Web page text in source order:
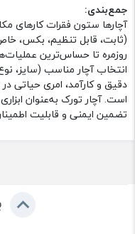
جمع‌بندی:
آچارها ستون فقرات کارهای
(ثابت، قابل تنظیم، بکس،
روزمره تا حساس‌ترین
انتخاب آچار مناسب (سایز،
دقیق و کارآمد، امری حیاتی
است. آچار تورک به‌عنوان
تضمین ایمنی و قابلیت